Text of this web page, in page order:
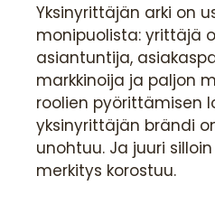
Yksinyrittäjän arki on
monipuolista: yrittäjä
asiantuntija,
markkinoija ja paljon
roolien pyörittämisen
yksinyrittäjän brändi
unohtuu. Ja juuri
merkitys korostuu.